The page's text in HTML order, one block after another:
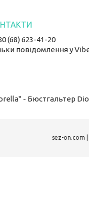
(68) 623-41-20
повідомлення у
- Бюстгальтер